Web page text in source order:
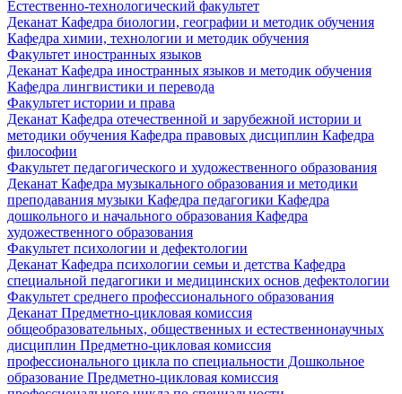
Естественно-технологический факультет
Деканат Кафедра биологии, географии и методик обучения
Кафедра химии, технологии и методик обучения
Факультет иностранных языков
Деканат Кафедра иностранных языков и методик обучения
Кафедра лингвистики и перевода
Факультет истории и права
Деканат Кафедра отечественной и зарубежной истории и
методики обучения Кафедра правовых дисциплин Кафедра
философии
Факультет педагогического и художественного образования
Деканат Кафедра музыкального образования и методики
преподавания музыки Кафедра педагогики Кафедра
дошкольного и начального образования Кафедра
художественного образования
Факультет психологии и дефектологии
Деканат Кафедра психологии семьи и детства Кафедра
специальной педагогики и медицинских основ дефектологии
Факультет среднего профессионального образования
Деканат Предметно-цикловая комиссия
общеобразовательных, общественных и естественнонаучных
дисциплин Предметно-цикловая комиссия
профессионального цикла по специальности Дошкольное
образование Предметно-цикловая комиссия